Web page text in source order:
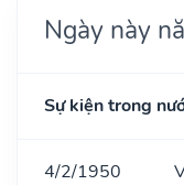
Ngày này
Sự kiện trong
4/2/1950